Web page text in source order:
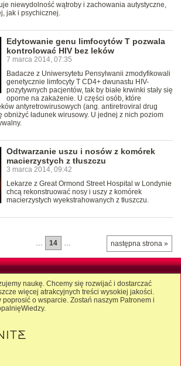
niewydolność wątroby i zachowania autystyczne,
jak i psychicznej.
Edytowanie genu limfocytów T pozwala
kontrolować HIV bez leków
7 marca 2014, 07:35
Badacze z Uniwersytetu Pensylwanii zmodyfikowali
genetycznie limfocyty T CD4+ dwunastu HIV-
pozytywnych pacjentów, tak by białe krwinki stały się
oporne na zakażenie. U części osób, które
antyretrowirusowych (ang. antiretroviral drug
obniżyć ładunek wirusowy. U jednej z nich poziom
Odtwarzanie uszu i nosów z komórek
macierzystych z tłuszczu
3 marca 2014, 09:42
Lekarze z Great Ormond Street Hospital w Londynie
chcą rekonstruować nosy i uszy z komórek
macierzystych wyekstrahowanych z tłuszczu.
następna strona »
… 14 …
naukę. Chcemy się rozwijać i dostarczać
więcej atrakcyjnych treści wysokiej jakości.
o wsparcie. Zostań naszym Patronem i